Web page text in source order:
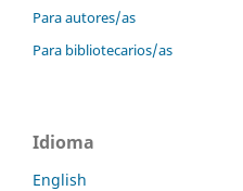
Para autores/as
Para bibliotecarios/as
Idioma
English